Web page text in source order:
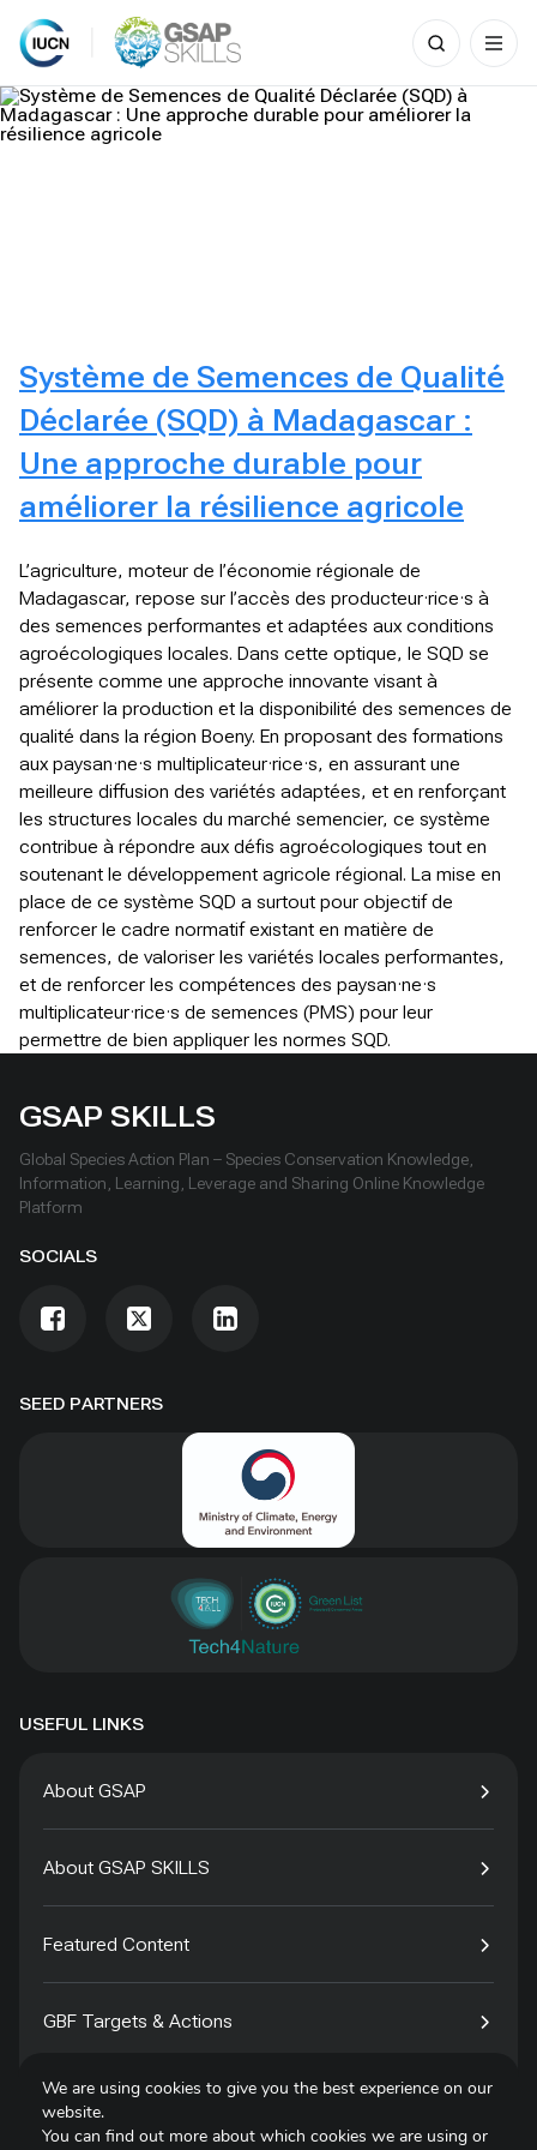
Skip
to
content
Search
for:
Système de Semences de Qualité
Déclarée (SQD) à Madagascar :
Une approche durable pour
améliorer la résilience agricole
L’agriculture, moteur de l’économie régionale de
Madagascar, repose sur l’accès des producteur·rice·s à
des semences performantes et adaptées aux conditions
agroécologiques locales. Dans cette optique, le SQD se
présente comme une approche innovante visant à
améliorer la production et la disponibilité des semences de
qualité dans la région Boeny. En proposant des formations
aux paysan·ne·s multiplicateur·rice·s, en assurant une
meilleure diffusion des variétés adaptées, et en renforçant
les structures locales du marché semencier, ce système
contribue à répondre aux défis agroécologiques tout en
soutenant le développement agricole régional. La mise en
place de ce système SQD a surtout pour objectif de
renforcer le cadre normatif existant en matière de
semences, de valoriser les variétés locales performantes,
et de renforcer les compétences des paysan·ne·s
multiplicateur·rice·s de semences (PMS) pour leur
permettre de bien appliquer les normes SQD.
SEED PARTNERS
GSAP SKILLS
Global Species Action Plan – Species Conservation Knowledge,
Information, Learning, Leverage and Sharing Online Knowledge
Platform
SOCIALS
USEFUL LINKS
About GSAP
About GSAP SKILLS
Featured Content
GBF Targets & Actions
Tech4Species
We are using cookies to give you the best experience on our
website.
You can find out more about which cookies we are using or